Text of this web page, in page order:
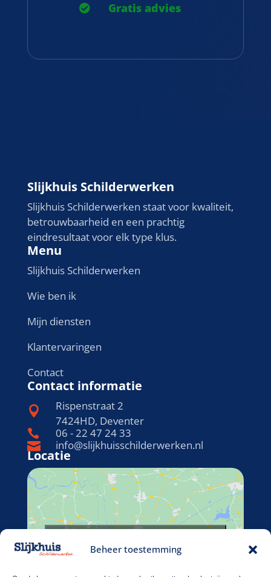
Beheer toestemming
 Gratis advies
Slijkhuis Schilderwerken
Slijkhuis Schilderwerken staat voor kwaliteit,
betrouwbaarheid en een prachtig
eindresultaat voor elk type klus.
Menu
Slijkhuis Schilderwerken
Wie ben ik
Mijn diensten
Klantervaringen
Contact
Contact informatie

Rispenstraat 2
7424HD, Deventer
 06 - 22 47 24 33
 info@slijkhuisschilderwerken.nl
Locatie
Klik om marketing cookies te accepteren
en deze inhoud in te schakelen